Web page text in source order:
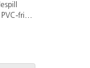
fri.